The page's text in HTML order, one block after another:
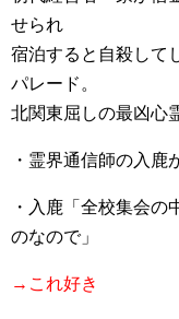
せられ
宿泊すると自殺して
パレード。
北関東屈しの最凶心
・霊界通信師の入鹿
・入鹿「全校集会の
のなので」
→これ好き